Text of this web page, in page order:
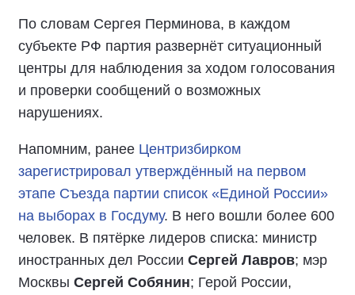
По словам Сергея Перминова, в каждом
субъекте РФ партия развернёт ситуационный
центры для наблюдения за ходом голосования
и проверки сообщений о возможных
нарушениях.
Напомним, ранее Центризбирком
зарегистрировал утверждённый на первом
этапе Съезда партии список «Единой России»
на выборах в Госдуму. В него вошли более 600
человек. В пятёрке лидеров списка: министр
иностранных дел России Сергей Лавров; мэр
Москвы Сергей Собянин; Герой России,